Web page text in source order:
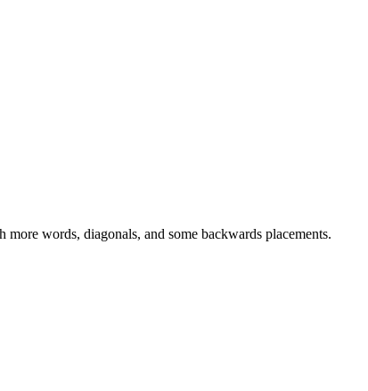
words, diagonals, and some backwards placements.